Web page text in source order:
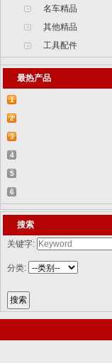
名车精品
其他精品
工具配件
最热产品
1
【2015-07-07】德国BR 52
829...
2
【2015-07-06】德国LWS水
82...
3
【2018-08-31】中国ZTL-
车 ...
4
【2015-12-31】加拿大豹
8386...
5
【2014-12-10】俄罗斯
车85...
6
【2014-12-10】以色列阿
兵...搜索
关键字:
分类: